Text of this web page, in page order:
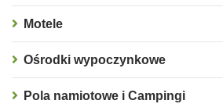
Motele
Ośrodki wypoczynkowe
Pola namiotowe i Campingi